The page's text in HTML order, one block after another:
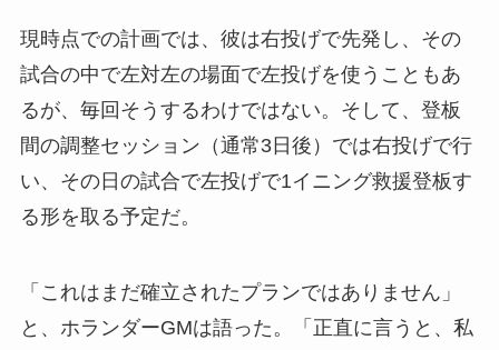
現時点での計画では、彼は右投げで先発し、その
試合の中で左対左の場面で左投げを使うこともあ
るが、毎回そうするわけではない。そして、登板
間の調整セッション（通常3日後）では右投げで行
い、その日の試合で左投げで1イニング救援登板す
る形を取る予定だ。
「これはまだ確立されたプランではありません」
と、ホランダーGMは語った。「正直に言うと、私